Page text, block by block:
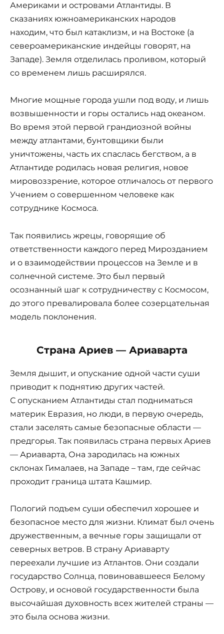
Америками и островами Атлантиды. В
сказаниях южноамериканских народов
находим, что был катаклизм, и на Востоке (а
североамериканские индейцы говорят, на
Западе). Земля отделилась проливом, который
со временем лишь расширялся.
Многие мощные города ушли под воду, и лишь
возвышенности и горы остались над океаном.
Во время этой первой грандиозной войны
между атлантами, бунтовщики были
уничтожены, часть их спаслась бегством, а в
Атлантиде родилась новая религия, новое
мировоззрение, которое отличалось от первого
Учением о совершенном человеке как
сотруднике Космоса.
Так появились жрецы, говорящие об
ответственности каждого перед Мирозданием
и о взаимодействии процессов на Земле и в
солнечной системе. Это был первый
осознанный шаг к сотрудничеству с Космосом,
до этого превалировала более созерцательная
модель поклонения.
Страна Ариев — Ариаварта
Земля дышит, и опускание одной части суши
приводит к поднятию других частей.
С опусканием Атлантиды стал подниматься
материк Евразия, но люди, в первую очередь,
стали заселять самые безопасные области —
предгорья. Так появилась страна первых Ариев
— Ариаварта, Она зародилась на южных
склонах Гималаев, на Западе – там, где сейчас
проходит граница штата Кашмир.
Пологий подъем суши обеспечил хорошее и
безопасное место для жизни. Климат был очень
дружественным, а вечные горы защищали от
северных ветров. В страну Ариаварту
переехали лучшие из Атлантов. Они создали
государство Солнца, повиновавшееся Белому
Острову, и основой государственности была
высочайшая духовность всех жителей страны —
это была основа жизни.